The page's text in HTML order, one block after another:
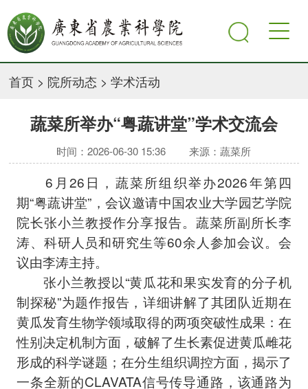
首页 > 院所动态 >学术活动
蔬菜所举办“粤蔬讲堂”学术交流会
时间：2026-06-30 15:36 来源：蔬菜所
6月26日，蔬菜所组织举办2026年第四
期“粤蔬讲堂”，会议邀请中国农业大学园艺学院
院长张小兰教授作分享报告。蔬菜所副所长李
涛、科研人员和研究生等60余人参加会议。会
议由李涛主持。
张小兰教授以“黄瓜花和果实发育的分子机
制探秘”为题作报告，详细讲解了其团队近期在
黄瓜发育生物学领域取得的两项突破性成果：在
性别决定机制方面，破解了生长素促进黄瓜雌花
形成的科学谜题；在分生组织调控方面，揭示了
一条全新的CLAVATA信号传导通路，该通路为